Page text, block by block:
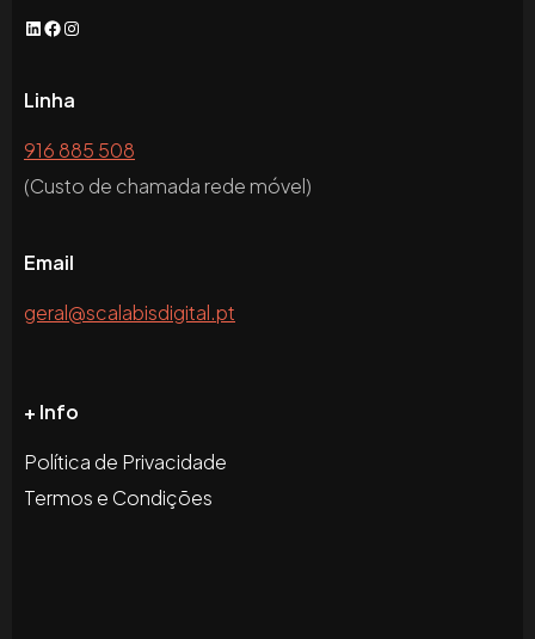
Linha
916 885 508
(Custo de chamada rede móvel)
Email
geral@scalabisdigital.pt
+ Info
Política de Privacidade
Termos e Condições